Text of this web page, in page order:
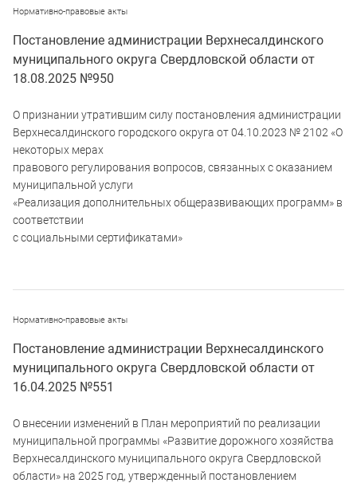
Нормативно-правовые акты
Постановление администрации Верхнесалдинского
муниципального округа Свердловской области от
18.08.2025 №950
О признании утратившим силу постановления администрации
Верхнесалдинского городского округа от 04.10.2023 № 2102 «О
некоторых мерах
правового регулирования вопросов, связанных с оказанием
муниципальной услуги
«Реализация дополнительных общеразвивающих программ» в
соответствии
с социальными сертификатами»
Нормативно-правовые акты
Постановление администрации Верхнесалдинского
муниципального округа Свердловской области от
16.04.2025 №551
О внесении изменений в План мероприятий по реализации
муниципальной программы «Развитие дорожного хозяйства
Верхнесалдинского муниципального округа Свердловской
области» на 2025 год, утвержденный постановлением